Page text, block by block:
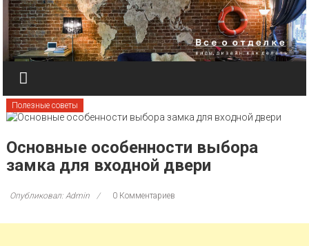
Перейти к содержимому
Полезные советы
Основные особенности выбора
замка для входной двери
Опубликовал: Admin 0 Комментариев